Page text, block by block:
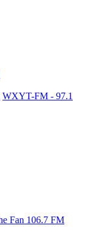
WXYT-FM - 97.1
Fan 106.7 FM